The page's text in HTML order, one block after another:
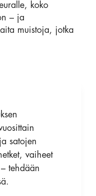
koko
– ja
muistoja, jotka
satojen
vaiheet
tehdään